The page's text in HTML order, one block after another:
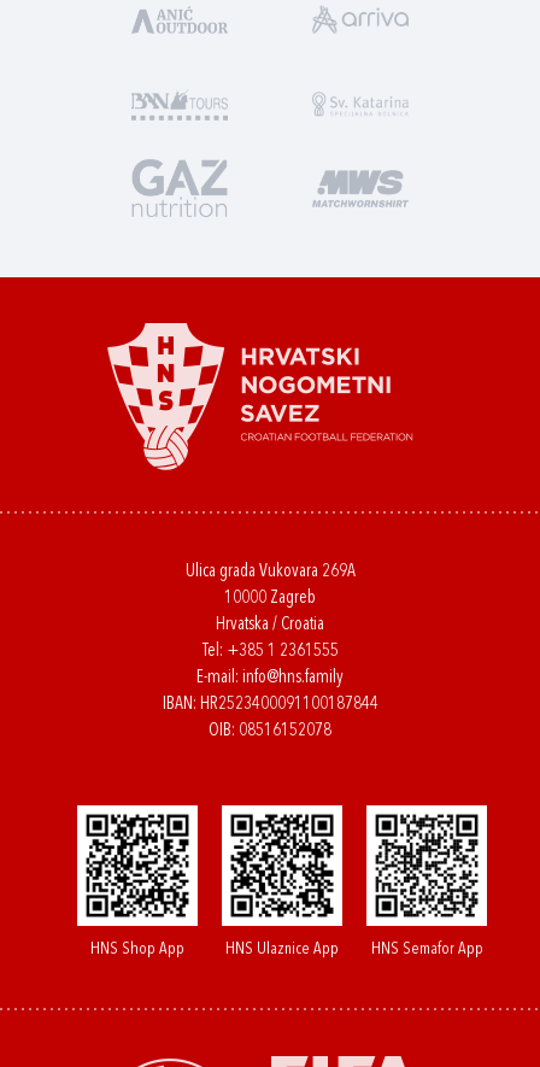
Ulica grada Vukovara 269A
10000 Zagreb
Hrvatska / Croatia
Tel: +385 1 2361555
E-mail: info@hns.family
IBAN: HR2523400091100187844
OIB: 08516152078
HNS Shop App HNS Ulaznice App HNS Semafor App